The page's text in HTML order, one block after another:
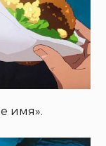
имя».